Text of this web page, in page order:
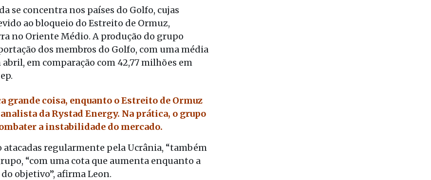
se concentra nos países do Golfo, cujas
ao bloqueio do Estreito de Ormuz,
no Oriente Médio. A produção do grupo
dos membros do Golfo, com uma média
em comparação com 42,77 milhões em
grande coisa, enquanto o Estreito de Ormuz
da Rystad Energy. Na prática, o grupo
a instabilidade do mercado.
atacadas regularmente pela Ucrânia, “também
“com uma cota que aumenta enquanto a
objetivo”, afirma Leon.